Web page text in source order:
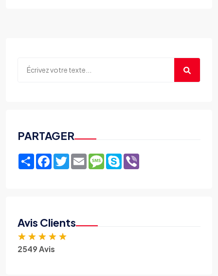
PARTAGER
ShareFacebook
TwitterEmailMessage
Skype
Avis Clients
★ ★ ★ ★ ★
2549 Avis